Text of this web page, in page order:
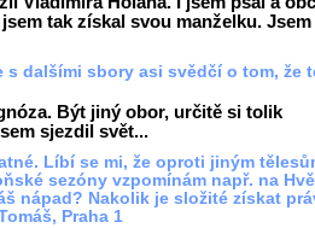
tak získal svou manželku.
s dalšími sbory asi svědčí o tom, že
Být jiný obor, určitě si tolik
sjezdil svět...
Líbí se mi, že oproti jiným
sezóny vzpomínám např. na
nápad? Nakolik je složité získat
Praha 1